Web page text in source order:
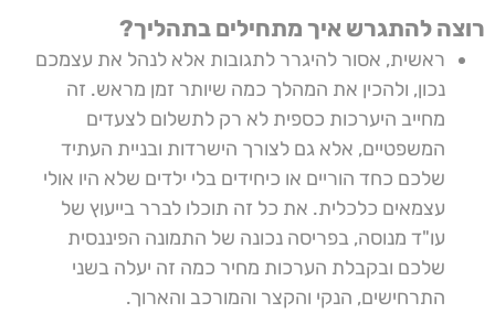
רוצה להתגרש איך מתחילים בתהליך?
ראשית, אסור להיגרר לתגובות אלא לנהל את עצמכם
נכון, ולהכין את המהלך כמה שיותר זמן מראש. זה
מחייב היערכות כספית לא רק לתשלום לצעדים
המשפטיים, אלא גם לצורך הישרדות ובניית העתיד
שלכם כחד הוריים או כיחידים בלי ילדים שלא היו אולי
עצמאים כלכלית. את כל זה תוכלו לברר בייעוץ של
עו"ד מנוסה, בפריסה נכונה של התמונה הפיננסית
שלכם ובקבלת הערכות מחיר כמה זה יעלה בשני
התרחישים, הנקי והקצר והמורכב והארוך.